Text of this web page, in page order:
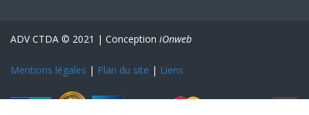
ADV CTDA © 2021 | Conception iOnweb
Mentions légales | Plan du site | Liens